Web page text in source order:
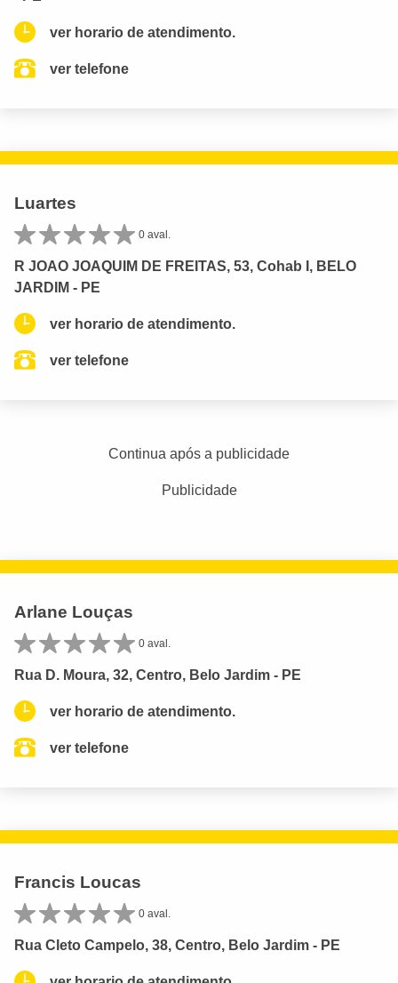
ver horario de atendimento.
ver telefone
Luartes
0 aval.
R JOAO JOAQUIM DE FREITAS, 53, Cohab I, BELO
JARDIM - PE
ver horario de atendimento.
ver telefone
Continua após a publicidade
Publicidade
Arlane Louças
0 aval.
Rua D. Moura, 32, Centro, Belo Jardim - PE
ver horario de atendimento.
ver telefone
Francis Loucas
0 aval.
Rua Cleto Campelo, 38, Centro, Belo Jardim - PE